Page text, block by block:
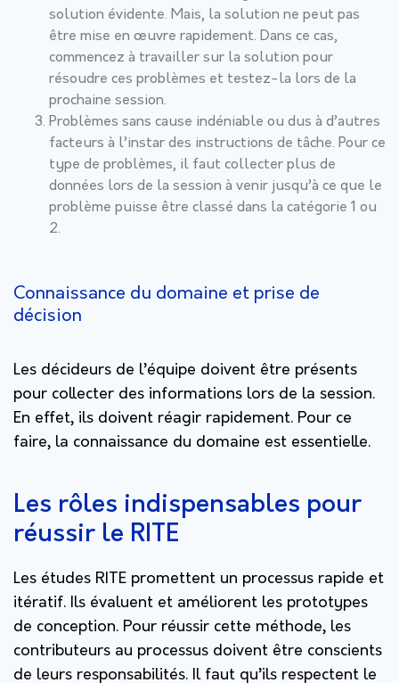
solution évidente. Mais, la solution ne peut pas
être mise en œuvre rapidement. Dans ce cas,
commencez à travailler sur la solution pour
résoudre ces problèmes et testez-la lors de la
prochaine session.
Problèmes sans cause indéniable ou dus à d’autres
facteurs à l’instar des instructions de tâche. Pour ce
type de problèmes, il faut collecter plus de
données lors de la session à venir jusqu’à ce que le
problème puisse être classé dans la catégorie 1 ou
2.
Connaissance du domaine et prise de
décision
Les décideurs de l’équipe doivent être présents
pour collecter des informations lors de la session.
En effet, ils doivent réagir rapidement. Pour ce
faire, la connaissance du domaine est essentielle.
Les rôles indispensables pour
réussir le RITE
Les études RITE promettent un processus rapide et
itératif. Ils évaluent et améliorent les prototypes
de conception. Pour réussir cette méthode, les
contributeurs au processus doivent être conscients
de leurs responsabilités. Il faut qu’ils respectent le